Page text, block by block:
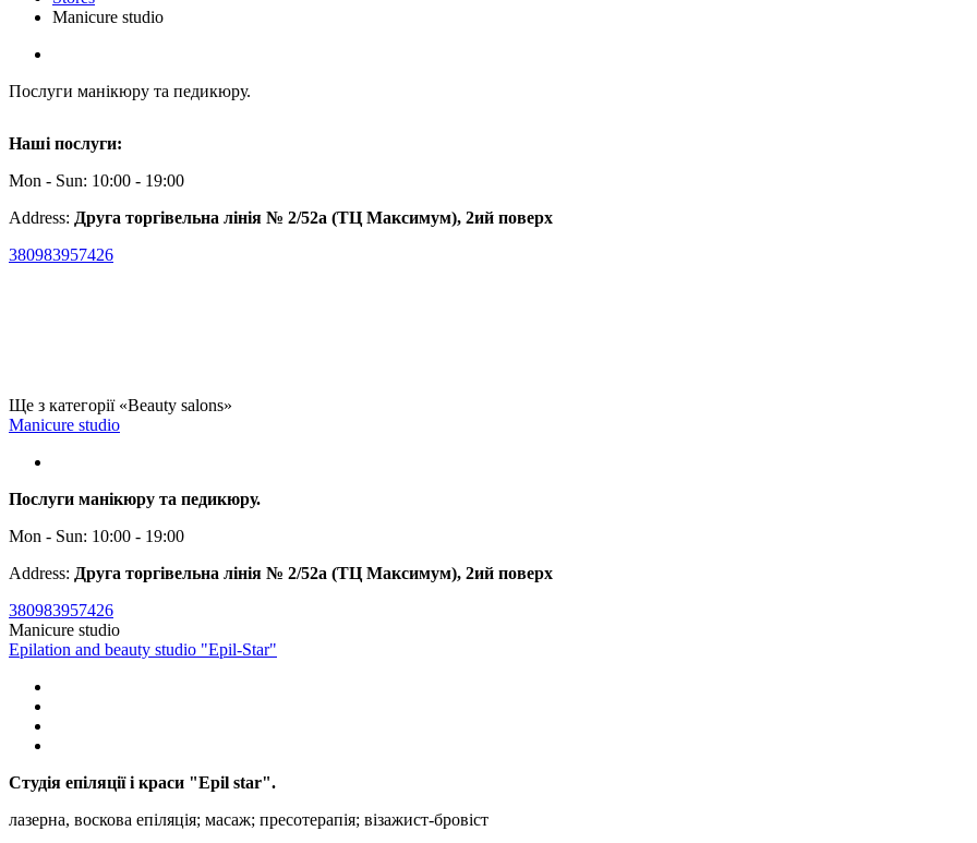
Manicure studio
Послуги манікюру та педикюру.
Наші послуги:
Mon - Sun: 10:00 - 19:00
Address: Друга торгівельна лінія № 2/52а (ТЦ Максимум), 2ий поверх
380983957426
Ще з категорії «Beauty salons»
Manicure studio
Послуги манікюру та педикюру.
Mon - Sun: 10:00 - 19:00
Address: Друга торгівельна лінія № 2/52а (ТЦ Максимум), 2ий поверх
380983957426
Manicure studio
Epilation and beauty studio "Epil-Star"
Cтудія епіляції і краси "Epil star".
лазерна, воскова епіляція; масаж; пресотерапія; візажист-бровіст